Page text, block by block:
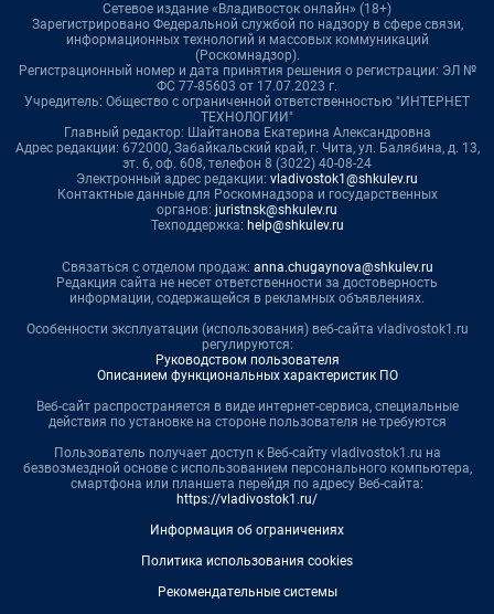
Сетевое издание «Владивосток онлайн» (18+)
Зарегистрировано Федеральной службой по надзору в сфере связи,
информационных технологий и массовых коммуникаций
(Роскомнадзор).
Регистрационный номер и дата принятия решения о регистрации: ЭЛ №
ФС 77-85603 от 17.07.2023 г.
Учредитель: Общество с ограниченной ответственностью "ИНТЕРНЕТ
ТЕХНОЛОГИИ"
Главный редактор: Шайтанова Екатерина Александровна
Адрес редакции: 672000, Забайкальский край, г. Чита, ул. Балябина, д. 13,
эт. 6, оф. 608, телефон 8 (3022) 40-08-24
Электронный адрес редакции: vladivostok1@shkulev.ru
Контактные данные для Роскомнадзора и государственных
органов: juristnsk@shkulev.ru
Техподдержка: help@shkulev.ru
Связаться с отделом продаж: anna.chugaynova@shkulev.ru
Редакция сайта не несет ответственности за достоверность
информации, содержащейся в рекламных объявлениях.
Особенности эксплуатации (использования) веб-сайта vladivostok1.ru
регулируются:
Руководством пользователя
Описанием функциональных характеристик ПО
Веб-сайт распространяется в виде интернет-сервиса, специальные
действия по установке на стороне пользователя не требуются
Пользователь получает доступ к Веб-сайту vladivostok1.ru на
безвозмездной основе с использованием персонального компьютера,
смартфона или планшета перейдя по адресу Веб-сайта:
https://vladivostok1.ru/
Информация об ограничениях
Политика использования cookies
Рекомендательные системы